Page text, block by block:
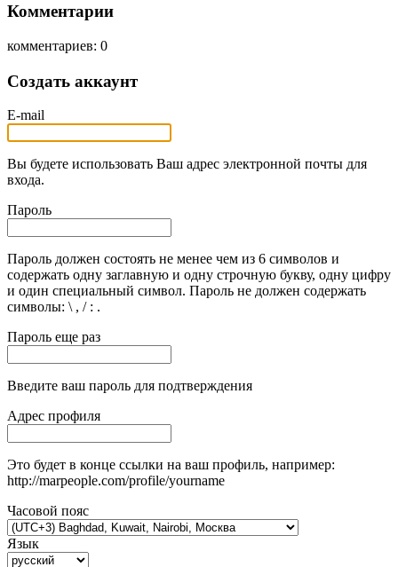
Комментарии
комментариев: 0
Создать аккаунт
E-mail
Вы будете использовать Ваш адрес электронной почты для
входа.
Пароль
Пароль должен состоять не менее чем из 6 символов и
содержать одну заглавную и одну строчную букву, одну цифру
и один специальный символ. Пароль не должен содержать
символы: \ , / : .
Пароль еще раз
Введите ваш пароль для подтверждения
Адрес профиля
Это будет в конце ссылки на ваш профиль, например:
http://marpeople.com/profile/yourname
Часовой пояс
Язык